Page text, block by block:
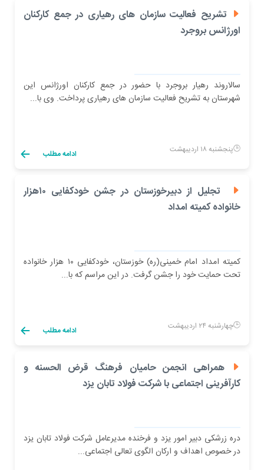
تشریح فعالیت سازمان های رهیاری در جمع کارکنان
اورژانس بروجرد
سالاروند رهیار بروجرد با حضور در جمع کارکنان اورژانس این
شهرستان به تشریح فعالیت سازمان های رهیاری پرداخت. وی با...
پنجشنبه ۱۸ اردیبهشت ادامه مطلب
تجلیل از دبیرخوزستان در جشن خودکفایی ۱۰هزار
خانواده کمیته امداد
کمیته امداد امام خمینی(ره) خوزستان، خودکفایی ۱۰ هزار خانواده
تحت حمایت خود را جشن گرفت. در این مراسم که با...
چهارشنبه ۲۴ اردیبهشت ادامه مطلب
همراهی انجمن حامیان فرهنگ قرض الحسنه و
کارآفرینی اجتماعی با شرکت فولاد تابان یزد
دره زرشکی دبیر امور یزد و فرخنده مدیرعامل شرکت فولاد تابان یزد
در خصوص اهداف و ارکان الگوی تعالی اجتماعی...